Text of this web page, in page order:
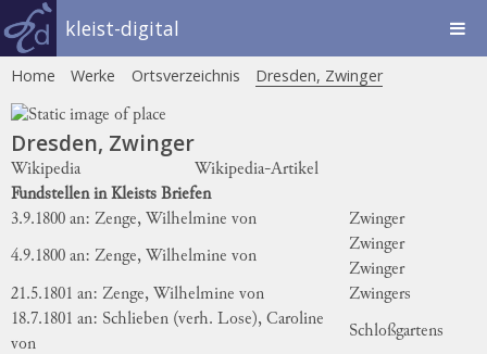
kleist-digital
Home Werke Ortsverzeichnis Dresden, Zwinger
Dresden, Zwinger
Wikipedia
Wikipedia-Artikel
Fundstellen in Kleists Briefen
3.9.1800 an: Zenge, Wilhelmine von
Zwinger
4.9.1800 an: Zenge, Wilhelmine von
Zwinger
Zwinger
21.5.1801 an: Zenge, Wilhelmine von
Zwingers
18.7.1801 an: Schlieben (verh. Lose), Caroline
von
Schloßgartens